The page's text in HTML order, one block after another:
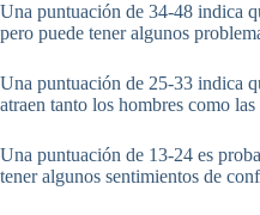
Una puntuación de 34-48 indica
pero puede tener algunos
Una puntuación de 25-33 indica
atraen tanto los hombres como las
Una puntuación de 13-24 es
tener algunos sentimientos de